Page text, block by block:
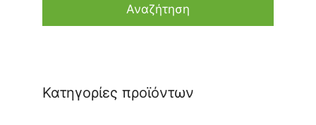
Αναζήτηση
Κατηγορίες προϊόντων